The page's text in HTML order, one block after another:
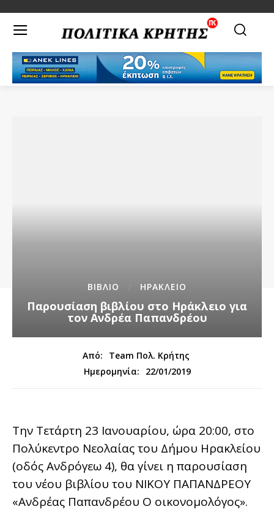
ΒΙΒΛΙΟ ΗΡΑΚΛΕΙΟ
Παρουσίαση βιβλίου στο Ηράκλειο για
τον Ανδρέα Παπανδρέου
Από:
Team Πολ. Κρήτης
Ημερομηνία:
22/01/2019
Την Τετάρτη 23 Ιανουαρίου, ώρα 20:00, στο
Πολύκεντρο Νεολαίας του Δήμου Ηρακλείου
(οδός Ανδρόγεω 4), θα γίνει η παρουσίαση
του νέου βιβλίου του ΝΙΚΟΥ ΠΑΠΑΝΔΡΕΟΥ
«Ανδρέας Παπανδρέου Ο οικονομολόγος».